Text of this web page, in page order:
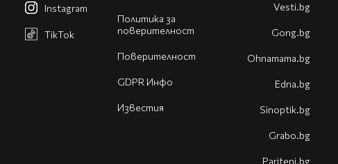
Политика за
поверителност
Поверителност
GDPR Инфо
Известия
Instagram
TikTok
Vesti.bg
Gong.bg
Оhnamama.bg
Edna.bg
Sinoptik.bg
Grabo.bg
Pariteni.bg